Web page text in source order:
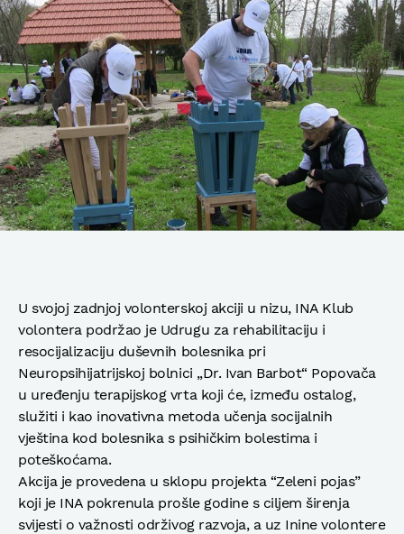
U svojoj zadnjoj volonterskoj akciji u nizu, INA Klub
volontera podržao je Udrugu za rehabilitaciju i
resocijalizaciju duševnih bolesnika pri
Neuropsihijatrijskoj bolnici „Dr. Ivan Barbot“ Popovača
u uređenju terapijskog vrta koji će, između ostalog,
služiti i kao inovativna metoda učenja socijalnih
vještina kod bolesnika s psihičkim bolestima i
poteškoćama.
Akcija je provedena u sklopu projekta “Zeleni pojas”
koji je INA pokrenula prošle godine s ciljem širenja
svijesti o važnosti održivog razvoja, a uz Inine volontere